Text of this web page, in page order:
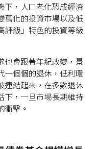
下，人口老化恐成經濟
萬化的投資市場以及低
評級」特色的投資等級
也會跟著年紀改變，景
一個個的退休，低利環
連結起來，在多數退休
下，一旦市場長期維持
衝擊。